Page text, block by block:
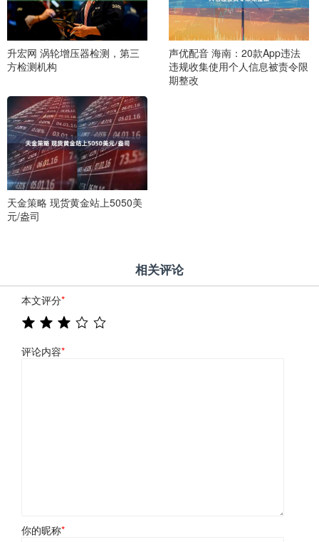
升宏网 涡轮增压器检测，第三
方检测机构
声优配音 海南：20款App违法
违规收集使用个人信息被责令限
期整改
天金策略 现货黄金站上5050美
元/盎司
相关评论
本文评分*
评论内容*
你的昵称*